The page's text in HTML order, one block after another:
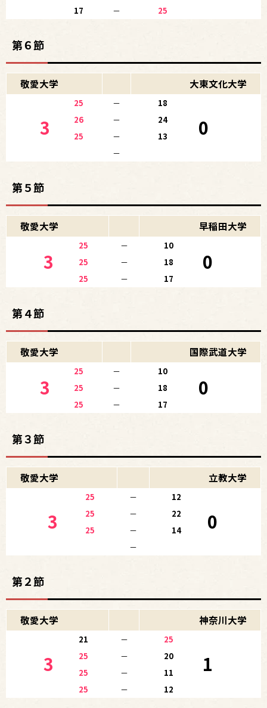
17
－ 25
第６節
敬愛大学 大東文化大学
3
25 － 18
0
26 －
24
25
－
13
－
第５節
敬愛大学 早稲田大学
3
25 － 10
0
25 －
18
25
－ 17
第４節
敬愛大学 国際武道大学
3
25 － 10
0
25 －
18
25
－ 17
第３節
敬愛大学 立教大学
3
25 － 12
0
25 －
22
25
－
14
－
第２節
敬愛大学 神奈川大学
3
21 － 25
1
25 －
20
25
－
11
25
－ 12